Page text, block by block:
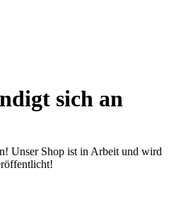
sich an
Unser Shop ist in Arbeit und wird